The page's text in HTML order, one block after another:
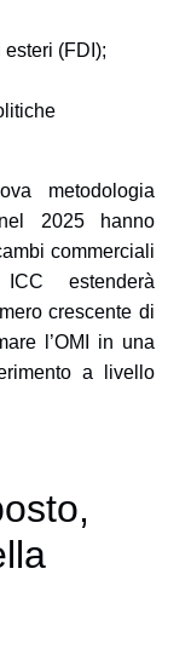
(FDI);
metodologia
2025 hanno
commerciali
estenderà
crescente di
l’OMI in una
a livello